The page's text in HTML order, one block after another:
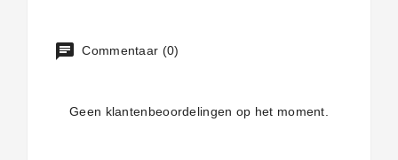
Commentaar (0)
Geen klantenbeoordelingen op het moment.